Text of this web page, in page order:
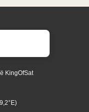
KingOfSat